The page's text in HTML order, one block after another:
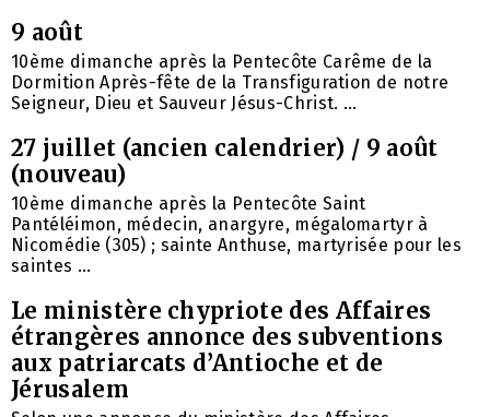
9 août
10ème dimanche après la Pentecôte Carême de la
Dormition Après-fête de la Transfiguration de notre
Seigneur, Dieu et Sauveur Jésus-Christ. ...
27 juillet (ancien calendrier) / 9 août
(nouveau)
10ème dimanche après la Pentecôte Saint
Pantéléimon, médecin, anargyre, mégalomartyr à
Nicomédie (305) ; sainte Anthuse, martyrisée pour les
saintes ...
Le ministère chypriote des Affaires
étrangères annonce des subventions
aux patriarcats d’Antioche et de
Jérusalem